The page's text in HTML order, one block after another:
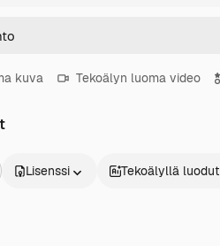
kuva Tekoälyn luoma video
Lisenssi Tekoälyllä luodut